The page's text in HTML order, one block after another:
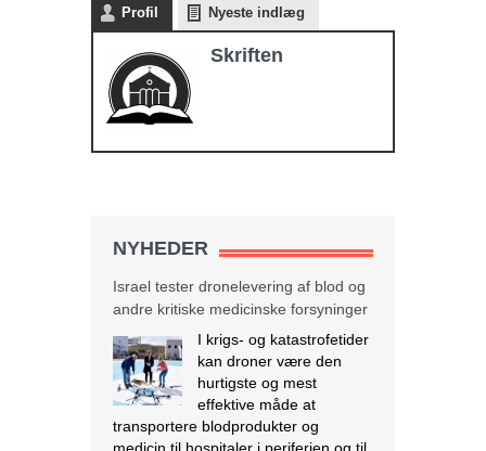
Profil Nyeste indlæg
Skriften
NYHEDER
Israel tester dronelevering af blod og
andre kritiske medicinske forsyninger
I krigs- og katastrofetider
kan droner være den
hurtigste og mest
effektive måde at
transportere blodprodukter og